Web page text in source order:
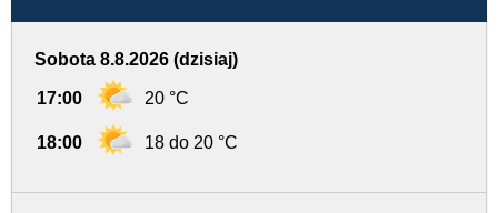
Sobota 8.8.2026 (dzisiaj)
17:00 20 °C
18:00 18 do 20 °C